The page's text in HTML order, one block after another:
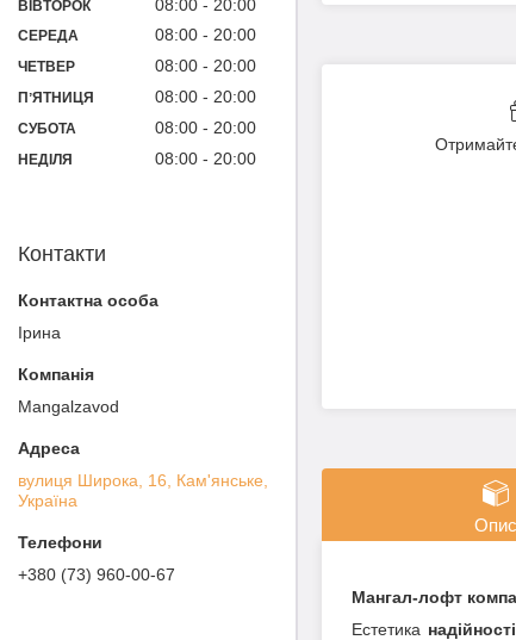
Опис
Мангал-лофт
Естетика
ВІВТОРОК 08:00 20:00
СЕРЕДА 08:00 20:00
ЧЕТВЕР 08:00 20:00
ПʼЯТНИЦЯ 08:00 20:00
СУБОТА 08:00 20:00
НЕДІЛЯ 08:00 20:00
Контакти
Ірина
Mangalzavod
вулиця Широка, 16, Кам'янське,
Україна
+380 (73) 960-00-67